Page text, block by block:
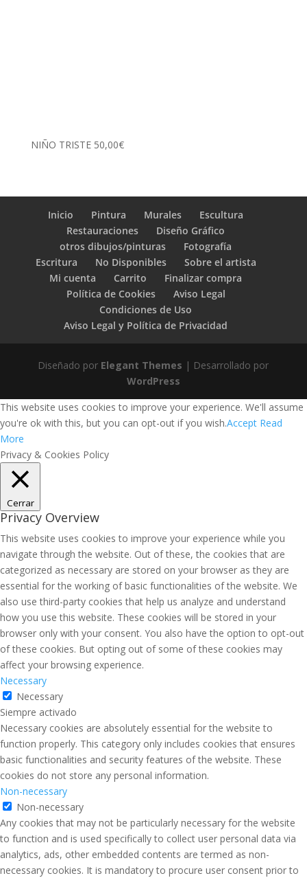
NIÑO TRISTE 50,00€
Inicio Pintura Murales
Escultura
Restauraciones
Diseño Gráfico
otros dibujos/pinturas
Fotografía
Escritura
No Disponibles
Sobre el artista
Mi cuenta
Carrito
Finalizar compra
Política de Cookies
Aviso Legal
Condiciones de Uso
Aviso Legal y Política de Privacidad
Diseñado por Elegant Themes | Desarrollado por
WordPress
This website uses cookies to improve your experience. We'll assume
you're ok with this, but you can opt-out if you wish.Accept Read
More
Privacy & Cookies Policy
Cerrar
Privacy Overview
This website uses cookies to improve your experience while you
navigate through the website. Out of these, the cookies that are
categorized as necessary are stored on your browser as they are
essential for the working of basic functionalities of the website. We
also use third-party cookies that help us analyze and understand
how you use this website. These cookies will be stored in your
browser only with your consent. You also have the option to opt-out
of these cookies. But opting out of some of these cookies may
affect your browsing experience.
Necessary
Necessary
Siempre activado
Necessary cookies are absolutely essential for the website to
function properly. This category only includes cookies that ensures
basic functionalities and security features of the website. These
cookies do not store any personal information.
Non-necessary
Non-necessary
Any cookies that may not be particularly necessary for the website
to function and is used specifically to collect user personal data via
analytics, ads, other embedded contents are termed as non-
necessary cookies. It is mandatory to procure user consent prior to